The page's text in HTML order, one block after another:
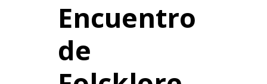
Encuentro
de